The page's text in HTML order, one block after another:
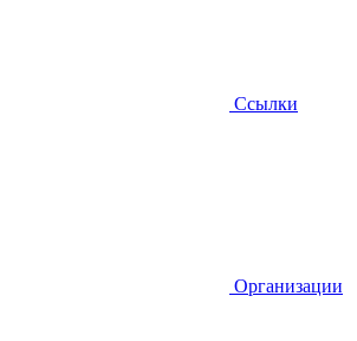
Ссылки
Организации